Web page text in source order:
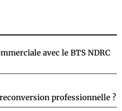
avec le BTS NDRC
professionnelle ?